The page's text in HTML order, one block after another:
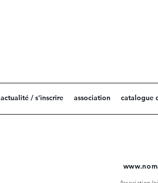
actualité / s'inscrire association catalogue